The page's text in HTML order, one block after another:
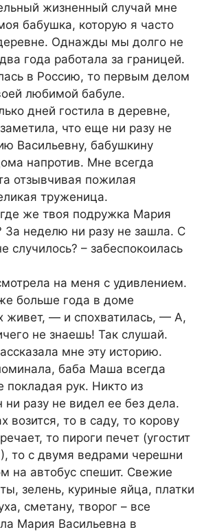
жизненный случай мне
бабушка, которую я часто
Однажды мы долго не
года работала за границей.
в Россию, то первым делом
любимой бабуле.
дней гостила в деревне,
что еще ни разу не
Васильевну, бабушкину
напротив. Мне всегда
отзывчивая пожилая
труженица.
же твоя подружка Мария
За неделю ни разу не зашла. С
случилось? – забеспокоилась
на меня с удивлением.
больше года в доме
живет, — и спохватилась, — А,
не знаешь! Так слушай.
мне эту историю.
баба Маша всегда
покладая рук. Никто из
ни разу не видел ее без дела.
возится, то в саду, то корову
то пироги печет (угостит
то с двумя ведрами черешни
на автобус спешит. Свежие
зелень, куриные яйца, платки
сметану, творог – все
Мария Васильевна в